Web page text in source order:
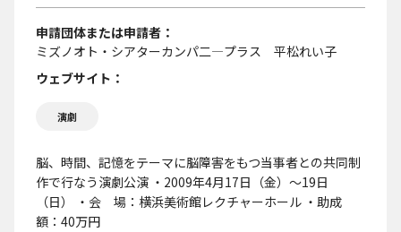
申請団体または申請者
ミズノオト・シアターカンパ二―プラス 平松れい子
ウェブサイト
演劇
脳、時間、記憶をテーマに脳障害をもつ当事者との共同制
作で行なう演劇公演 ・2009年4月17日（金）～19日
（日） ・会 場：横浜美術館レクチャーホール ・助成
額：40万円